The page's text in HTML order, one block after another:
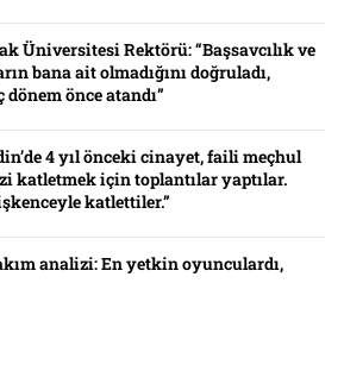
Üniversitesi Rektörü: “Başsavcılık ve
bana ait olmadığını doğruladı,
önce atandı”
4 yıl önceki cinayet, faili meçhul
katletmek için toplantılar yaptılar.
katlettiler.”
analizi: En yetkin oyunculardı,